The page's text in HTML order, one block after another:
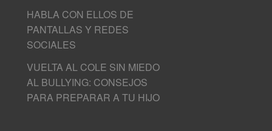
HABLA CON ELLOS DE
PANTALLAS Y REDES
SOCIALES
VUELTA AL COLE SIN MIEDO
AL BULLYING: CONSEJOS
PARA PREPARAR A TU HIJO